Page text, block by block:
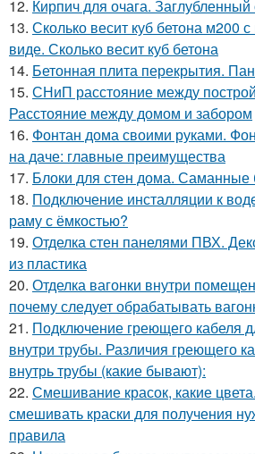
12. Кирпич для очага. Заглубленный
13. Сколько весит куб бетона м200
виде. Сколько весит куб бетона
14. Бетонная плита перекрытия.
15. СНиП расстояние между
Расстояние между домом и забором
16. Фонтан дома своими руками.
на даче: главные преимущества
17. Блоки для стен дома. Саманные
18. Подключение инсталляции к
раму с ёмкостью?
19. Отделка стен панелями ПВХ.
из пластика
20. Отделка вагонки внутри
почему следует обрабатывать
21. Подключение греющего кабеля
внутри трубы. Различия греющего
внутрь трубы (какие бывают):
22. Смешивание красок, какие
смешивать краски для получения
правила